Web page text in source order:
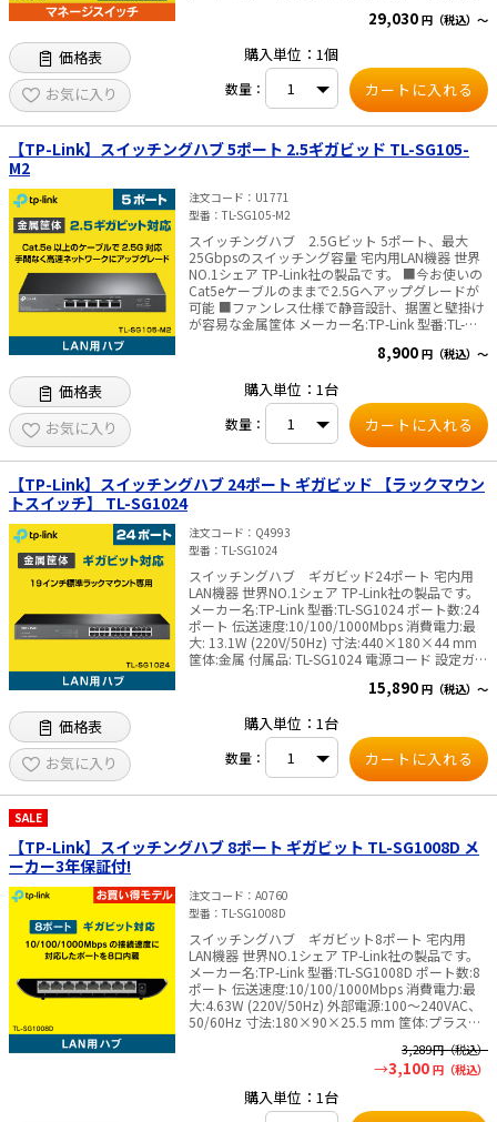
ンテリジェントモニタリングに対応 ・便利な管理
理がより便利で簡単にできます ・スタティックル
ーティング：ネットワークリソースをより効率的
に使用するために内部トラフィックをルーティン
グ ・堅牢なセキュリティ：IP-MAC-ポートバイン
ディング・ACL・ポートセキュリティ・DoS防
御・ストームコントロール・DHCPスヌーピン
グ・802.1X・Radius認証等に対応 ・音声・ビデ
ーピングに対応 ・スタンドアロン管理：Web・
CLI（コンソールポート/Telnet/SSH）・SNMP・
RMON・デュアルイメージによる強力な管理機能
・寸法(幅×奥行×高さ)：440×180×44mm(ラッ
クマウント対応) ・電源：100-240V AC~50/60Hz
・最大消費電力：19.22W（110V/60Hz） ・付属
品： 電源コード、設定ガイド、 ラックマウントキ
ット、 ゴム足 ・認証：CE, FCC, RoHS※製品型番
変更のお知らせ：「TL-□□□」型番製品が
庫が無くなり次第、新型番の製品を発送いたしま
の型番とが異なる場合がありますが、製品の機能
に変更はありません。パッケージは一部変更とな
っている場合があります。✅TP-Link社製品につい
てのご注意：予めご了承ください。メーカーの都
中は、新・旧異なる仕様の在庫が混在する可能性
29,030 円（税込）～
価格表
お気に入り
購入単位：1個
数量：
【TP-Link】スイッチングハブ 5ポート 2.5ギガビッド TL-SG105-
M2
注文コード
U1771
型番
TL-SG105-M2
スイッチングハブ 2.5Gビット 5ポート、最大
25Gbpsのスイッチング容量 宅内用LAN機器 世界
NO.1シェア TP-Link社の製品です。 ■今お使いの
Cat5eケーブルのままで2.5Gへアップグレードが
可能 ■ファンレス仕様で静音設計、据置と壁掛け
が容易な金属筐体 メーカー名:TP-Link 型番:TL-
度:100Mbps/1Gbps/2.5Gbp 消費電力:最大: 12.11
SG105-M2本体 電源アダプター 設置ガイド ゴム足
認証:CE, FCC ,RoHS✅TP-Link社製品についてのご
注意：予めご了承ください。メーカーの都合によ
り、商品改良のため仕様、外観は予告なく変更す
る場合があります。新仕様の商品への移行中は、
新・旧異なる仕様の在庫が混在する可能性がござ
います。
8,900 円（税込）～
価格表
お気に入り
購入単位：1台
数量：
【TP-Link】スイッチングハブ 24ポート ギガビッド 【ラックマウン
トスイッチ】 TL-SG1024
注文コード
Q4993
型番
TL-SG1024
スイッチングハブ ギガビッド24ポート 宅内用
LAN機器 世界NO.1シェア TP-Link社の製品です。
メーカー名:TP-Link 型番:TL-SG1024 ポート数:24
ポート 伝送速度:10/100/1000Mbps 消費電力:最
大: 13.1W (220V/50Hz) 寸法:440×180×44 mm
筐体:金属 付属品: TL-SG1024 電源コード 設定ガイ
のため仕様、外観は予告なく変更する場合があり
ます。新仕様の商品への移行中は、新・旧異なる
仕様の在庫が混在する可能性がございます。
15,890 円（税込）～
価格表
お気に入り
購入単位：1台
数量：
SALE
【TP-Link】スイッチングハブ 8ポート ギガビット TL-SG1008D メ
ーカー3年保証付!
注文コード
A0760
型番
TL-SG1008D
スイッチングハブ ギガビット8ポート 宅内用
LAN機器 世界NO.1シェア TP-Link社の製品です。
メーカー名:TP-Link 型番:TL-SG1008D ポート数:8
ポート 伝送速度:10/100/1000Mbps 消費電力:最
大:4.63W (220V/50Hz) 外部電源:100～240VAC、
50/60Hz 寸法:180×90×25.5 mm 筐体:プラスチ
✅TP-Link社製品についてのご注意：予めご了承く
ださい。メーカーの都合により、商品改良のため
仕様、外観は予告なく変更する場合があります。
3,289円（税込）
3,100 円（税込）
購入単位：1台